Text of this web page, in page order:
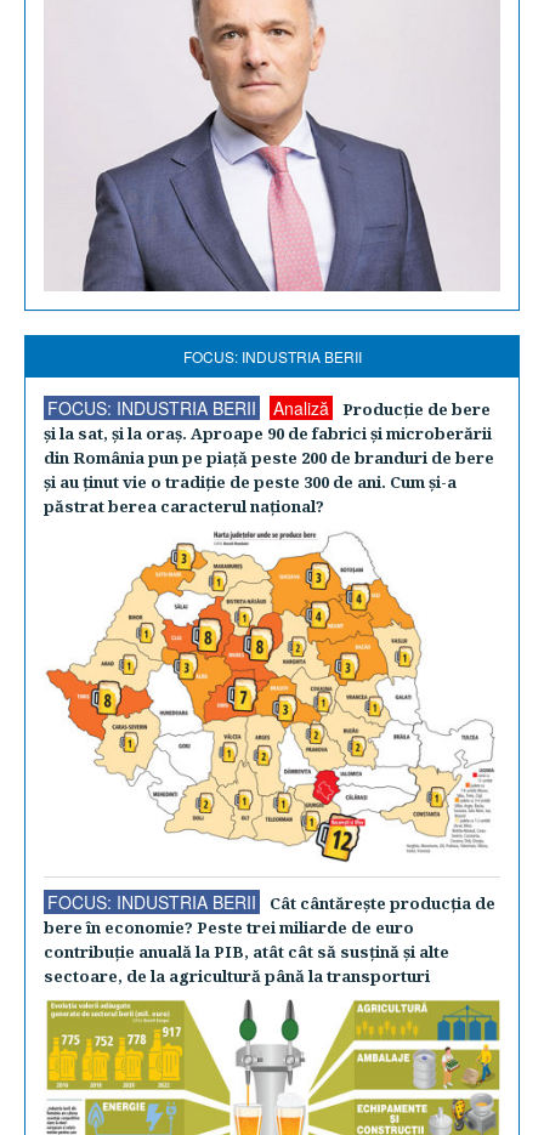
FOCUS: INDUSTRIA BERII
FOCUS: INDUSTRIA BERII Analiză
Producţie de bere
şi la sat, şi la oraş. Aproape 90 de fabrici şi microberării
din România pun pe piaţă peste 200 de branduri de bere
şi au ţinut vie o tradiţie de peste 300 de ani. Cum şi-a
păstrat berea caracterul naţional?
FOCUS: INDUSTRIA BERII
Cât cântăreşte producţia de
bere în economie? Peste trei miliarde de euro
contribuţie anuală la PIB, atât cât să susţină şi alte
sectoare, de la agricultură până la transporturi